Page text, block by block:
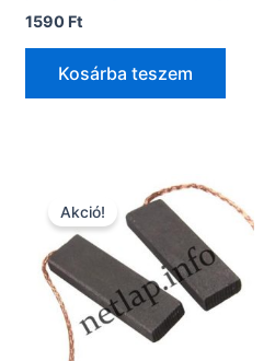
1590 Ft
Kosárba teszem
Akció!